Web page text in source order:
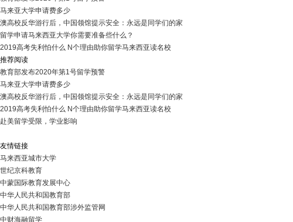
马来亚大学申请费多少
澳高校反华游行后，中国领馆提示安全：永远是同学们的家
留学申请马来西亚大学你需要准备些什么？
2019高考失利怕什么 N个理由助你留学马来西亚读名校
推荐阅读
教育部发布2020年第1号留学预警
马来亚大学申请费多少
澳高校反华游行后，中国领馆提示安全：永远是同学们的家
2019高考失利怕什么 N个理由助你留学马来西亚读名校
赴美留学受限，学业影响
友情链接
马来西亚城市大学
世纪京科教育
中蒙国际教育发展中心
中华人民共和国教育部
中华人民共和国教育部涉外监管网
中财海融留学